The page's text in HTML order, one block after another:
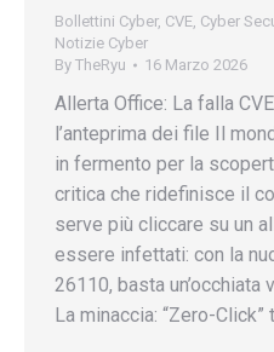
Bollettini Cyber, CVE, Cyber
Notizie Cyber
By TheRyu 16 Marzo 2026
Allerta Office: La falla
l’anteprima dei file Il
in fermento per la
critica che ridefinisce il
serve più cliccare su un
essere infettati: con la
26110, basta un’occhiata
La minaccia: “Zero-Click”